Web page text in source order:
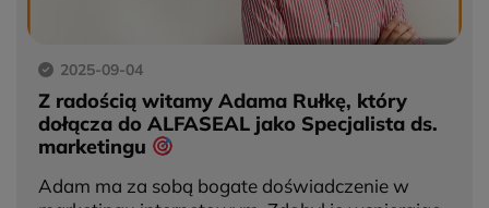
2025-09-04
Z radością witamy Adama Rułkę, który
dołącza do ALFASEAL jako Specjalista ds.
marketingu
Adam ma za sobą bogate doświadczenie w